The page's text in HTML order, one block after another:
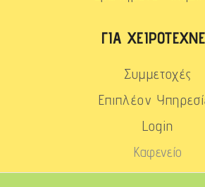
ΓΙΑ
Συμμετοχές
Επιπλέον
Login
Καφενείο